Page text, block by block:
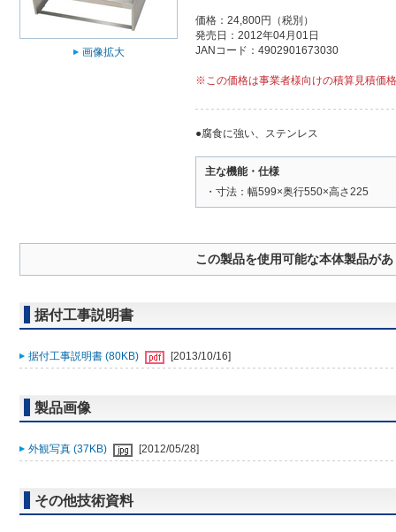
画像拡大
価格：24,800円（税別）
発売日：2012年04月01日
JANコード：4902901673030
※この価格は事業者様向けの積算見積価
●腐食に強い、ステンレス
主な機能・仕様
・寸法：幅599×奥行550×高さ225
この製品を使用可能な本体製品が
据付工事説明書
据付工事説明書 (80KB) [2013/10/16]
製品画像
外観写真 (37KB) [2012/05/28]
その他技術資料